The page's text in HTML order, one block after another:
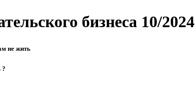
бизнеса 10/2024
не жить
?